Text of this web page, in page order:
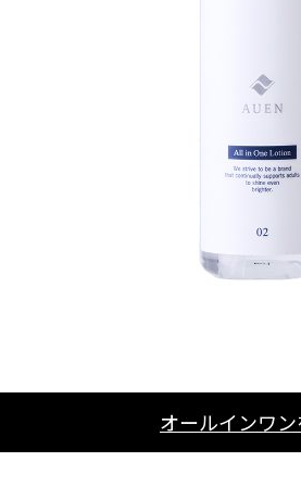
オールインワン